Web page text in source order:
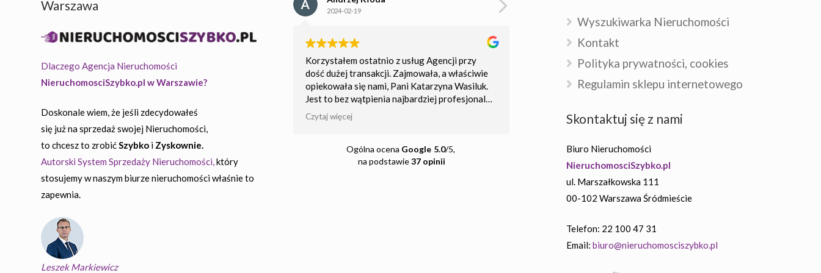
Warszawa
Dlaczego Agencja Nieruchomości
NieruchomosciSzybko.pl w Warszawie?
Doskonale wiem, że jeśli zdecydowałeś
się już na sprzedaż swojej Nieruchomości,
to chcesz to zrobićSzybko i Zyskownie.
Autorski System Sprzedaży Nieruchomości,który
stosujemy w naszym biurze nieruchomości właśnie to
zapewnia.
Leszek Markiewicz
2024-02-19
Korzystałem ostatnio z usług Agencji przy
dość dużej transakcji. Zajmowała, a właściwie
opiekowała się nami, Pani Katarzyna Wasiluk.
Jest to bez wątpienia najbardziej profesjonalna
osoba z jaką miałem do czynienia w
nieruchomościach. Jej zaangażowanie, spokój i
przecenienia. Czuliśmy się bezpiecznie w
trakcie całego procesu sprzedaży, a to było dla
Czytaj więcej
Imponujące jest nieszablonowe, profesjonalne
podejście do klienta, dostosowane do
indywidualnych jego potrzeb. Serdecznie
Czytaj więcej
sprzedaży
Ogólna ocena Google 5.0/5,
na podstawie37 opinii
Wyszukiwarka Nieruchomości
Kontakt
Polityka prywatności, cookies
Regulamin sklepu internetowego
Skontaktuj się z nami
Biuro Nieruchomości
NieruchomosciSzybko.pl
ul. Marszałkowska 111
00-102 Warszawa Śródmieście
Telefon: 22 100 47 31
Email: biuro@nieruchomosciszybko.pl